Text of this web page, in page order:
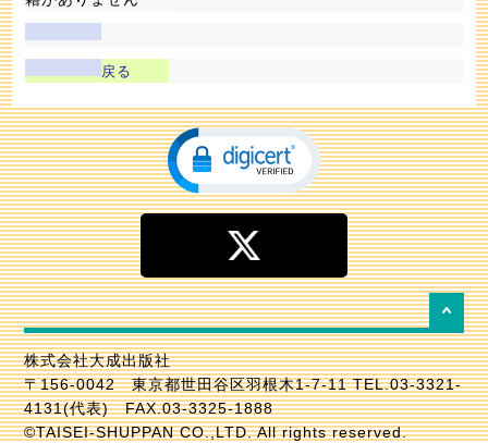
戻る
株式会社大成出版社
〒156-0042 東京都世田谷区羽根木1-7-11 TEL.03-3321-
4131(代表) FAX.03-3325-1888
©TAISEI-SHUPPAN CO.,LTD. All rights reserved.